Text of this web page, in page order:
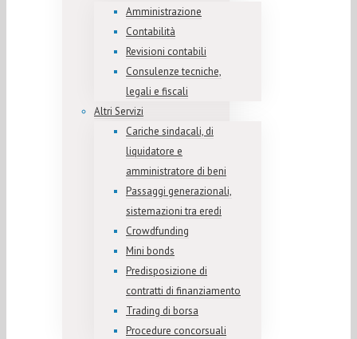
Amministrazione
Contabilità
Revisioni contabili
Consulenze tecniche,
legali e fiscali
Altri Servizi
Cariche sindacali, di
liquidatore e
amministratore di beni
Passaggi generazionali,
sistemazioni tra eredi
Crowdfunding
Mini bonds
Predisposizione di
contratti di finanziamento
Trading di borsa
Procedure concorsuali